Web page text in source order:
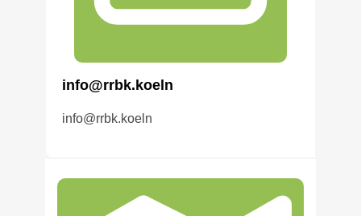
info@rrbk.koeln
info@rrbk.koeln